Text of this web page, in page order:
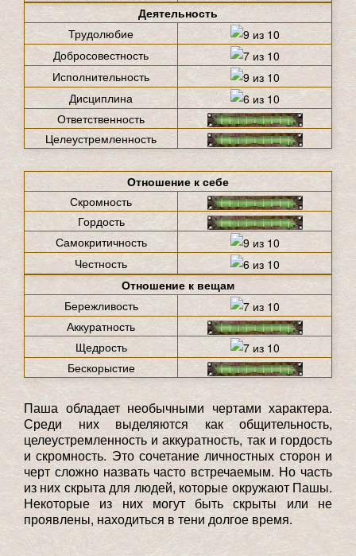
Деятельность
Трудолюбие
Добросовестность
Исполнительность
Дисциплина
Ответственность
Целеустремленность
Отношение к себе
Скромность
Гордость
Самокритичность
Честность
Отношение к вещам
Бережливость
Аккуратность
Щедрость
Бескорыстие
Паша обладает необычными чертами характера.
Среди них выделяются как общительность,
целеустремленность и аккуратность, так и гордость
и скромность. Это сочетание личностных сторон и
черт сложно назвать часто встречаемым. Но часть
из них скрыта для людей, которые окружают Пашы.
Некоторые из них могут быть скрыты или не
проявлены, находиться в тени долгое время.